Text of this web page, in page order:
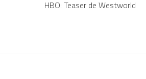
HBO: Teaser de Westworld